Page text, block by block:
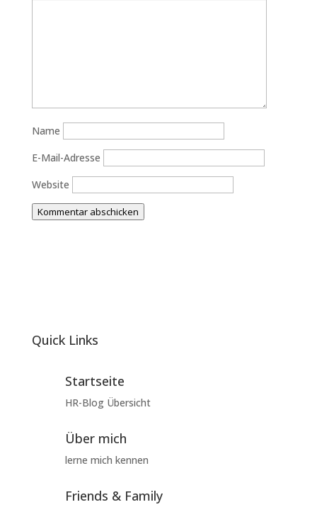
Name
E-Mail-Adresse
Website
Kommentar abschicken
Quick Links
Startseite
HR-Blog Übersicht
Über mich
lerne mich kennen
Friends & Family